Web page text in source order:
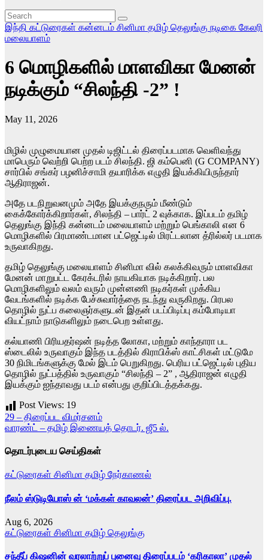
இந்தி கட்டுரைகள் கன்னடம் சினிமா தமிழ் தெலுங்கு நடிகை கேலரி
மலையாளம்
6 மொழிகளில் மாளவிகா மேனன்
நடிக்கும் “சிலந்தி -2” !
May 11, 2026
மிழில் முழுமையான முதல் டிஜிட்டல் திரைப்படமாக வெளிவந்து
மாபெரும் வெற்றி பெற்ற படம் சிலந்தி. ஜி கம்பெனி (G COMPANY)
சார்பில் சங்கர் பழனிச்சாமி தயாரிக்க எழுதி இயக்கியிருந்தார்
ஆதிராஜன்.
அதே படநிறுவனமும் அதே இயக்குநரும் மீண்டும்
கைக்கோர்க்கிறார்கள், சிலந்தி – பார்ட் 2 வுக்காக. இப்படம் தமிழ்
தெலுங்கு இந்தி கன்னடம் மலையாளம் மற்றும் பெங்காலி என 6
மொழிகளில் பிரமாண்டமான பட்ஜெட்டில் மிரட்டலான த்ரில்லர் படமாக
உருவாகிறது.
தமிழ் தெலுங்கு மலையாளம் சினிமா வில் கலக்கிவரும் மாளவிகா
மேனன் மாறுபட்ட கேரக்டரில் நாயகியாக நடிக்கிறார். பல
மொழிகளிலும் வலம் வரும் முன்னணி நடிகர்கள் முக்கிய
வேடங்களில் நடிக்க பேச்சுவார்த்தை நடந்து வருகிறது. பிரபல
தொழில் நுட்ப கலைஞர்களுடன் இதன் படப்பிடிப்பு கம்போடியா
வியட்நாம் நாடுகளிலும் நடைபெற உள்ளது.
கல்யாணி பிரியதர்ஷன் நடித்த லோகா, மற்றும் காந்தாரா பட
ஸ்டைலில் உருவாகும் இந்த படத்தில் கிராபிக்ஸ் காட்சிகள் மட்டுமே
30 நிமிடங்களுக்கு மேல் இடம் பெறுகிறது. பெரிய பட்ஜெட்டில் புதிய
தொழில் நுட்பத்தில் உருவாகும் “சிலந்தி – 2” , ஆதிராஜன் எழுதி
இயக்கும் ஐந்தாவது படம் என்பது குறிப்பிடத்தக்கது.
Post Views: 19
Post
navigation
29 – திரைப்பட விமர்சனம்
வாரண்ட் – தமிழ் இணையத் தொடர். ஜீ5 ல்.
தொடர்புடைய செய்திகள்
கட்டுரைகள் சினிமா தமிழ் நேர்காணல்
நீலம் ஸ்டுடியோஸ் ன் ‘மக்கள் காவலன்’ திரைப்பட அறிவிப்பு.
Aug 6, 2026
கட்டுரைகள் சினிமா தமிழ் தெலுங்கு
சந்தீப் கிஷனின் வரலாற்றுப் புனைவு திரைப்படம் ‘கரிகாலா’ முதல்